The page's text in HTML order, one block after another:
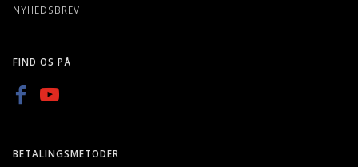
NYHEDSBREV
FIND OS PÅ
BETALINGSMETODER